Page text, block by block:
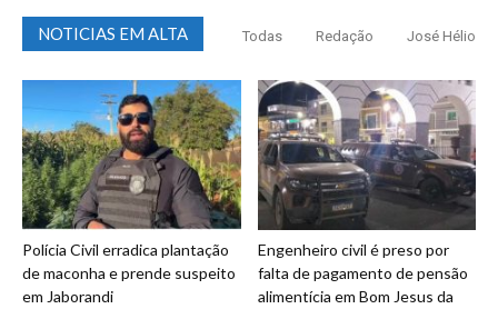
NOTICIAS EM ALTA Todas Redação José Hélio
Polícia Civil erradica plantação
de maconha e prende suspeito
em Jaborandi
Engenheiro civil é preso por
falta de pagamento de pensão
alimentícia em Bom Jesus da